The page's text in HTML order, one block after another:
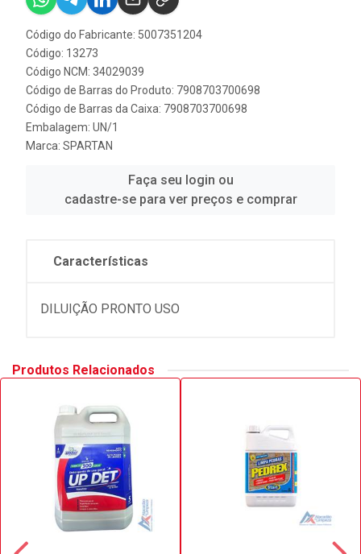
Código do Fabricante: 5007351204
Código: 13273
Código NCM: 34029039
Código de Barras do Produto: 7908703700698
Código de Barras da Caixa: 7908703700698
Embalagem: UN/1
Marca: SPARTAN
Faça seu login ou
cadastre-se para ver preços e comprar
Características
DILUIÇÃO PRONTO USO
Produtos Relacionados